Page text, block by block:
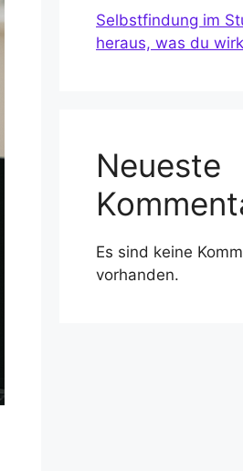
Selbstfindung im
heraus, was du
Neueste
Es sind keine
vorhanden.